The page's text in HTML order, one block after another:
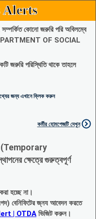
Alerts
সম্পর্কিত কোনো জরুরি পরি অবিলম্বে
OF SOCIAL
জরুরি পরিস্থিতি থাকে তাহলে
জন্য এখানে ক্লিক করুন
কর্মীর হোমপেজটি দেখুন
(Temporary
ক্ষেত্রে গুরুত্বপূর্ণ
হচ্ছে না।
বেনিফিটের জ্নয আবেদন করতে
| OTDA ভিজিট করুন।